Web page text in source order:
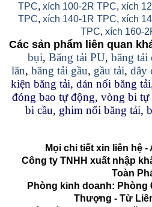
TPC, xích 100-2R TPC, xích
TPC, xích 140-1R TPC, xích
TPC, xích 160-
Các sản phẩm liên quan
bụi, Băng tải PU, băng tải
lăn, băng tải gầu, gầu tải, dây
kiện băng tải, dán nối băng tải
đóng bao tự động, vòng bi tự
bi cầu, ghim nối băng tải,
Mọi chi tiết xin liên hệ -
Công ty TNHH xuất nhập
Toàn
Phòng kinh doanh: Phòng
Thượng - Từ